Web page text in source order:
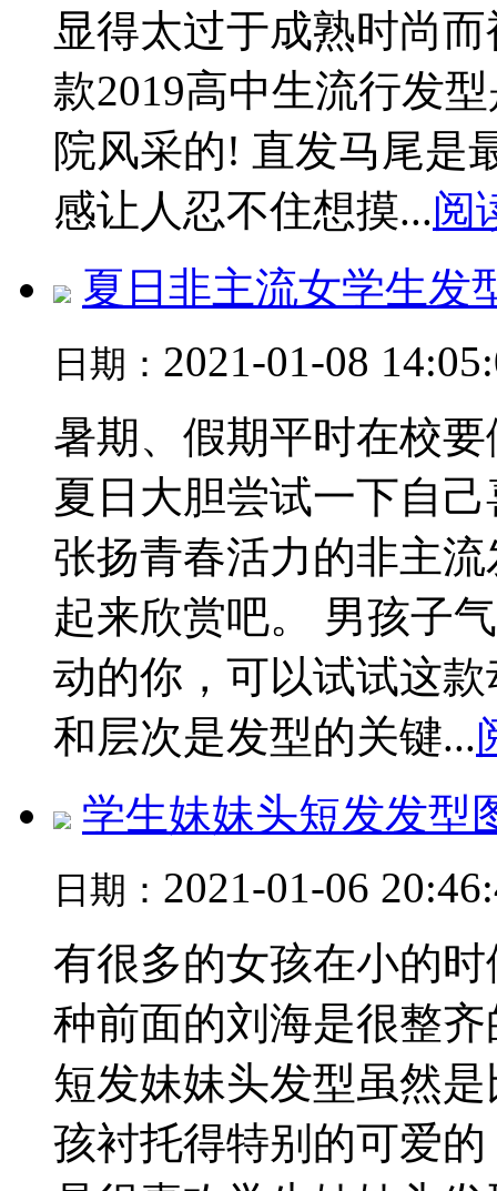
显得太过于成熟时尚
款2019高中生流行发
院风采的! 直发马尾是
感让人忍不住想摸...阅
夏日非主流女学生发
日期： 2021-01-08
暑期、假期平时在校
夏日大胆尝试一下自
张扬青春活力的非主
起来欣赏吧。 男孩子
动的你，可以试试这
和层次是发型的关键...
学生妹妹头短发发型
日期： 2021-01-06
有很多的女孩在小的
种前面的刘海是很整
短发妹妹头发型虽然
孩衬托得特别的可爱